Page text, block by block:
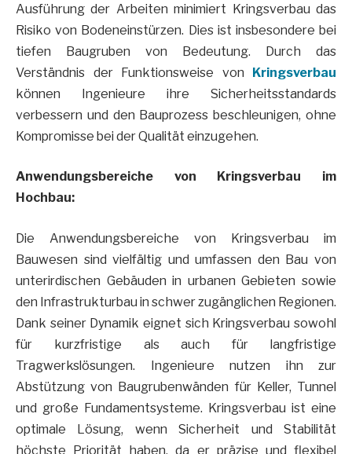
Ausführung der Arbeiten minimiert Kringsverbau das
Risiko von Bodeneinstürzen. Dies ist insbesondere bei
tiefen Baugruben von Bedeutung. Durch das
Verständnis der Funktionsweise von Kringsverbau
können Ingenieure ihre Sicherheitsstandards
verbessern und den Bauprozess beschleunigen, ohne
Kompromisse bei der Qualität einzugehen.
Anwendungsbereiche von Kringsverbau im
Hochbau:
Die Anwendungsbereiche von Kringsverbau im
Bauwesen sind vielfältig und umfassen den Bau von
unterirdischen Gebäuden in urbanen Gebieten sowie
den Infrastrukturbau in schwer zugänglichen Regionen.
Dank seiner Dynamik eignet sich Kringsverbau sowohl
für kurzfristige als auch für langfristige
Tragwerkslösungen. Ingenieure nutzen ihn zur
Abstützung von Baugrubenwänden für Keller, Tunnel
und große Fundamentsysteme. Kringsverbau ist eine
optimale Lösung, wenn Sicherheit und Stabilität
höchste Priorität haben, da er präzise und flexibel